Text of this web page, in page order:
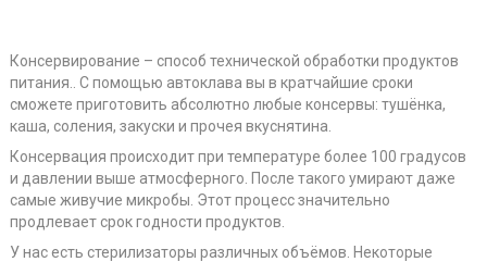
Консервирование – способ технической обработки продуктов
питания.. С помощью автоклава вы в кратчайшие сроки
сможете приготовить абсолютно любые консервы: тушёнка,
каша, соления, закуски и прочея вкуснятина.
Консервация происходит при температуре более 100 градусов
и давлении выше атмосферного. После такого умирают даже
самые живучие микробы. Этот процесс значительно
продлевает срок годности продуктов.
У нас есть стерилизаторы различных объёмов. Некоторые